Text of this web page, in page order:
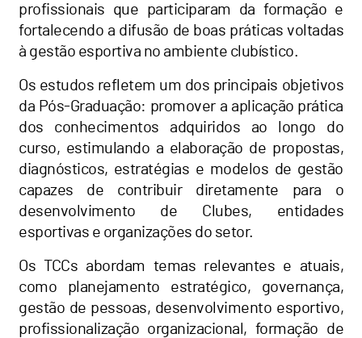
profissionais que participaram da formação e
fortalecendo a difusão de boas práticas voltadas
à gestão esportiva no ambiente clubístico.
Os estudos refletem um dos principais objetivos
da Pós-Graduação: promover a aplicação prática
dos conhecimentos adquiridos ao longo do
curso, estimulando a elaboração de propostas,
diagnósticos, estratégias e modelos de gestão
capazes de contribuir diretamente para o
desenvolvimento de Clubes, entidades
esportivas e organizações do setor.
Os TCCs abordam temas relevantes e atuais,
como planejamento estratégico, governança,
gestão de pessoas, desenvolvimento esportivo,
profissionalização organizacional, formação de